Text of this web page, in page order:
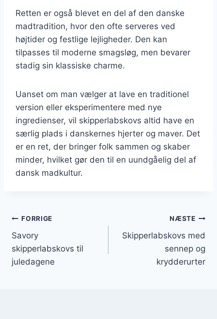
Retten er også blevet en del af den danske
madtradition, hvor den ofte serveres ved
højtider og festlige lejligheder. Den kan
tilpasses til moderne smagsløg, men bevarer
stadig sin klassiske charme.
Uanset om man vælger at lave en traditionel
version eller eksperimentere med nye
ingredienser, vil skipperlabskovs altid have en
særlig plads i danskernes hjerter og maver. Det
er en ret, der bringer folk sammen og skaber
minder, hvilket gør den til en uundgåelig del af
dansk madkultur.
Indlægsnavigation
FORRIGE
Savory
skipperlabskovs til
juledagene
NÆSTE
Skipperlabskovs med
sennep og
krydderurter